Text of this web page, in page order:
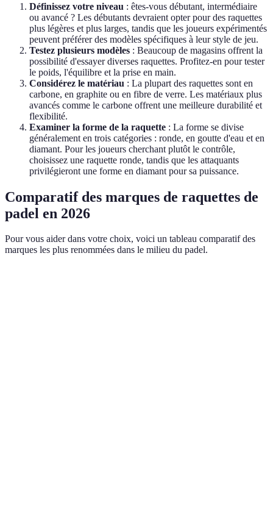
Définissez votre niveau : êtes-vous débutant, intermédiaire
ou avancé ? Les débutants devraient opter pour des raquettes
plus légères et plus larges, tandis que les joueurs expérimentés
peuvent préférer des modèles spécifiques à leur style de jeu.
Testez plusieurs modèles : Beaucoup de magasins offrent la
possibilité d'essayer diverses raquettes. Profitez-en pour tester
le poids, l'équilibre et la prise en main.
Considérez le matériau : La plupart des raquettes sont en
carbone, en graphite ou en fibre de verre. Les matériaux plus
avancés comme le carbone offrent une meilleure durabilité et
flexibilité.
Examiner la forme de la raquette : La forme se divise
généralement en trois catégories : ronde, en goutte d'eau et en
diamant. Pour les joueurs cherchant plutôt le contrôle,
choisissez une raquette ronde, tandis que les attaquants
privilégieront une forme en diamant pour sa puissance.
Comparatif des marques de raquettes de
padel en 2026
Pour vous aider dans votre choix, voici un tableau comparatif des
marques les plus renommées dans le milieu du padel.